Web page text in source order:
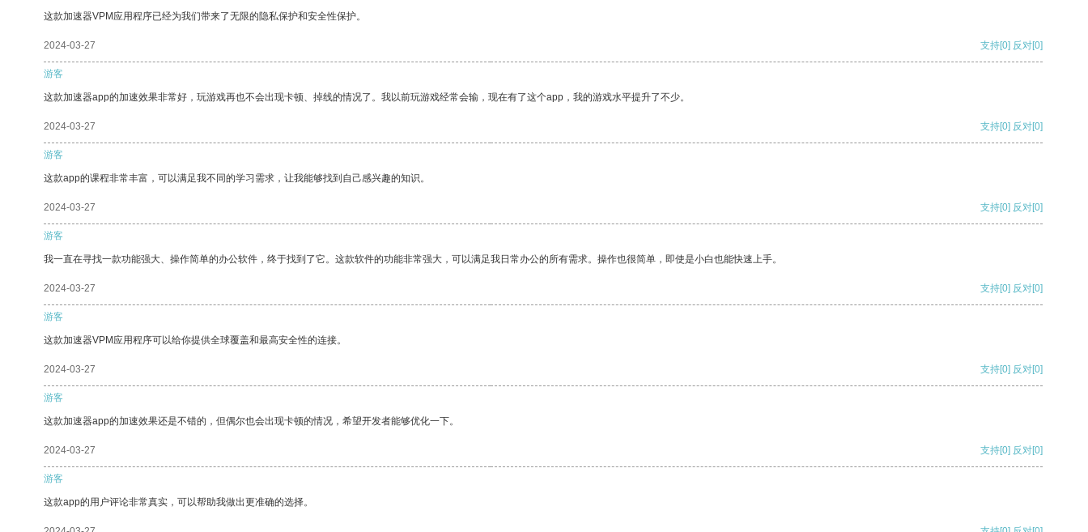
这款加速器VPM应用程序已经为我们带来了无限的隐私保护和安全性保护。
2024-03-27 支持[0] 反对[0]
游客
这款加速器app的加速效果非常好，玩游戏再也不会出现卡顿、掉线的情况了。我以前玩游戏经常会输，现在有了这个app，我的游戏水平提升了不少。
2024-03-27 支持[0] 反对[0]
游客
这款app的课程非常丰富，可以满足我不同的学习需求，让我能够找到自己感兴趣的知识。
2024-03-27 支持[0] 反对[0]
游客
我一直在寻找一款功能强大、操作简单的办公软件，终于找到了它。这款软件的功能非常强大，可以满足我日常办公的所有需求。操作也很简单，即使是小白也能快速上手。
2024-03-27 支持[0] 反对[0]
游客
这款加速器VPM应用程序可以给你提供全球覆盖和最高安全性的连接。
2024-03-27 支持[0] 反对[0]
游客
这款加速器app的加速效果还是不错的，但偶尔也会出现卡顿的情况，希望开发者能够优化一下。
2024-03-27 支持[0] 反对[0]
游客
这款app的用户评论非常真实，可以帮助我做出更准确的选择。